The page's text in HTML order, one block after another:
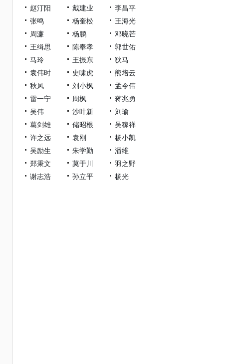
赵汀阳
戴建业
李昌平
张鸣
杨奎松
王海光
周濂
杨鹏
邓晓芒
王缉思
陈奉孝
郭世佑
马玲
王振东
狄马
袁伟时
史啸虎
熊培云
秋风
刘小枫
孟令伟
雷一宁
周枫
蒋兆勇
吴伟
沙叶新
刘瑜
葛剑雄
储昭根
吴稼祥
许之远
袁刚
杨小凯
吴励生
朱学勤
潘维
郑秉文
莫于川
羽之野
谢志浩
孙立平 杨光